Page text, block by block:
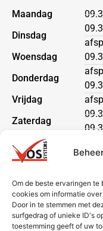
Om de beste ervaringen
cookies om informatie
Door in te stemmen met
surfgedrag of unieke ID's
toestemming geeft of uw
Maandag
Dinsdag
Woensdag
Donderdag
Vrijdag
Zaterdag
Zondag
Heeft u een vraag?
Neem dan contact